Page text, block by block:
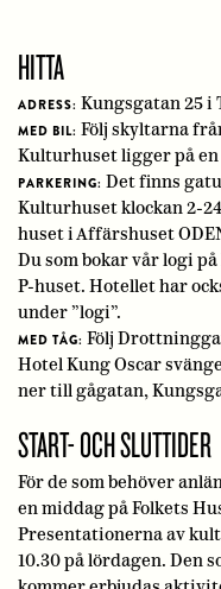
HITTA
ADRESS: Kungsgatan 25 i
MED BIL: Följ skyltarna
Kulturhuset ligger på
PARKERING: Det finns
Kulturhuset klockan 2-
huset i Affärshuset
Du som bokar vår logi
P-huset. Hotellet har
under ”logi”.
MED TÅG: Följ
Hotel Kung Oscar
ner till gågatan,
START- OCH SLUTTIDER
För de som behöver
en middag på Folkets
Presentationerna av
10.30 på lördagen. Den